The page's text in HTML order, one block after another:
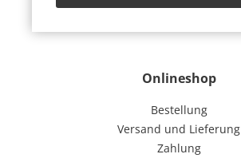
Onlineshop
Bestellung
Versand und Lieferung
Zahlung